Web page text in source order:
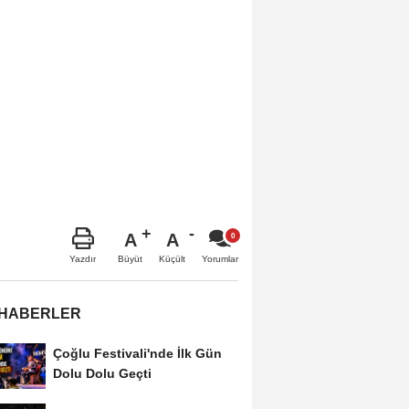
Yazdır
A
Büyüt
A
Küçült Yorumlar
Çoğlu Festivali'nde İlk Gün
Dolu Dolu Geçti